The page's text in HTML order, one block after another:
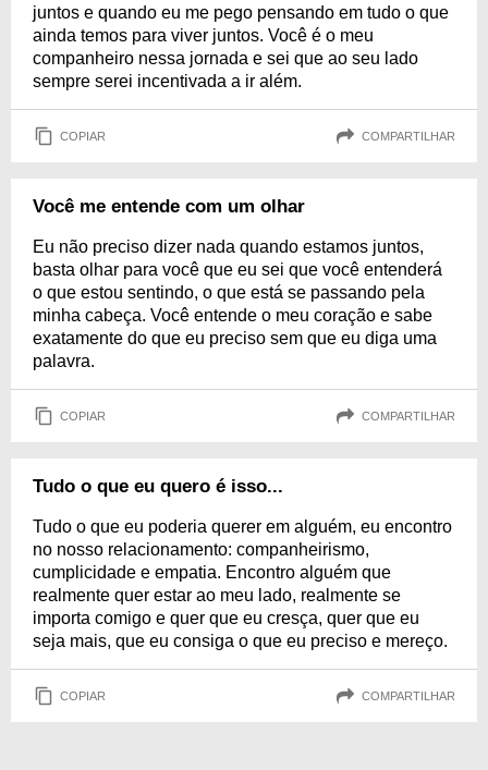
juntos e quando eu me pego pensando em tudo o que
ainda temos para viver juntos. Você é o meu
companheiro nessa jornada e sei que ao seu lado
sempre serei incentivada a ir além.
COPIAR COMPARTILHAR
Você me entende com um olhar
Eu não preciso dizer nada quando estamos juntos,
basta olhar para você que eu sei que você entenderá
o que estou sentindo, o que está se passando pela
minha cabeça. Você entende o meu coração e sabe
exatamente do que eu preciso sem que eu diga uma
palavra.
COPIAR COMPARTILHAR
Tudo o que eu quero é isso...
Tudo o que eu poderia querer em alguém, eu encontro
no nosso relacionamento: companheirismo,
cumplicidade e empatia. Encontro alguém que
realmente quer estar ao meu lado, realmente se
importa comigo e quer que eu cresça, quer que eu
seja mais, que eu consiga o que eu preciso e mereço.
COPIAR COMPARTILHAR